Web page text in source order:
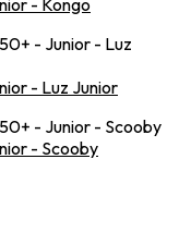
- Kongo
- Luz Junior
- Scooby